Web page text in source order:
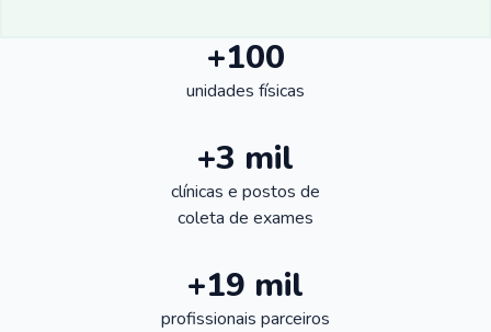
+100
unidades físicas
+3 mil
clínicas e postos de
coleta de exames
+19 mil
profissionais parceiros